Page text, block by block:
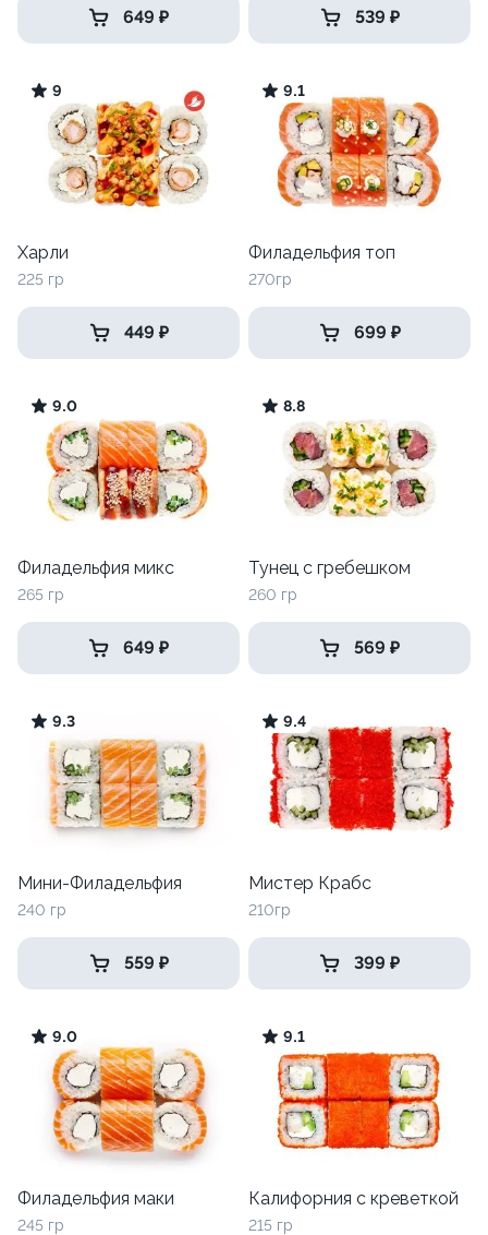
649 ₽ 539 ₽
9
Харли
225 гр
449 ₽
9.1
Филадельфия топ
270гр
699 ₽
9.0
Филадельфия микс
265 гр
649 ₽
8.8
Тунец с гребешком
260 гр
569 ₽
9.3
Мини-Филадельфия
240 гр
559 ₽
9.4
Мистер Крабс
210гр
399 ₽
9.0
Филадельфия маки
245 гр
9.1
Калифорния с креветкой
215 гр